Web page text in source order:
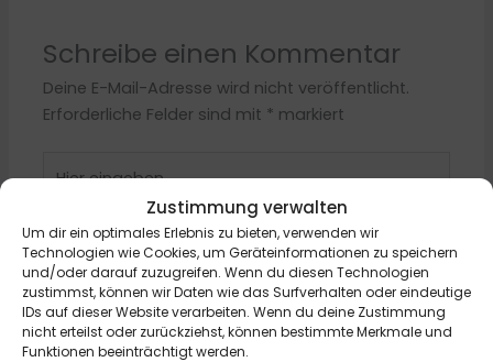
Zustimmung verwalten
Um dir ein optimales Erlebnis zu bieten, verwenden wir
Technologien wie Cookies, um Geräteinformationen zu speichern
und/oder darauf zuzugreifen. Wenn du diesen Technologien
zustimmst, können wir Daten wie das Surfverhalten oder eindeutige
IDs auf dieser Website verarbeiten. Wenn du deine Zustimmung
nicht erteilst oder zurückziehst, können bestimmte Merkmale und
Funktionen beeinträchtigt werden.
Schreibe einen Kommentar
Deine E-Mail-Adresse wird nicht veröffentlicht.
Erforderliche Felder sind mit * markiert